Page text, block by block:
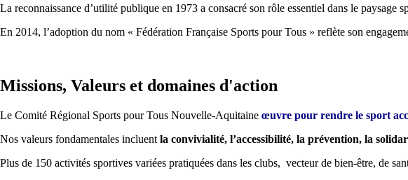
La reconnaissance d’utilité publique en 1973 a consacré son rôle essentiel dans le paysage
En 2014, l’adoption du nom « Fédération Française Sports pour Tous » reflète son
Missions, Valeurs et domaines d'action
Le Comité Régional Sports pour Tous Nouvelle-Aquitaine œuvre pour rendre le sport
Nos valeurs fondamentales incluent la convivialité, l’accessibilité, la prévention, la
Plus de 150 activités sportives variées pratiquées dans les clubs, vecteur de bien-être, de